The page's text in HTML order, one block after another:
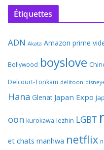
Étiquettes
ADN Akata Amazon prime
Bollywood boyslove
Delcourt-Tonkam delitoon
Hana Glenat Japan Expo
oon kurokawa lezhin LGBT
et chats manhwa netflix